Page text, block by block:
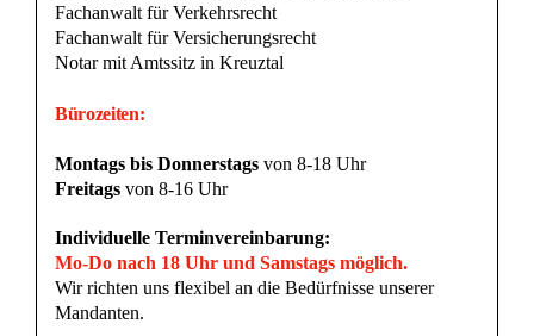
Fachanwalt für Verkehrsrecht
Fachanwalt für Versicherungsrecht
Notar mit Amtssitz in Kreuztal
Bürozeiten:
Montags bis Donnerstags von 8-18 Uhr
Freitags von 8-16 Uhr
Individuelle Terminvereinbarung:
Mo-Do nach 18 Uhr und Samstags möglich.
Wir richten uns flexibel an die Bedürfnisse unserer
Mandanten.